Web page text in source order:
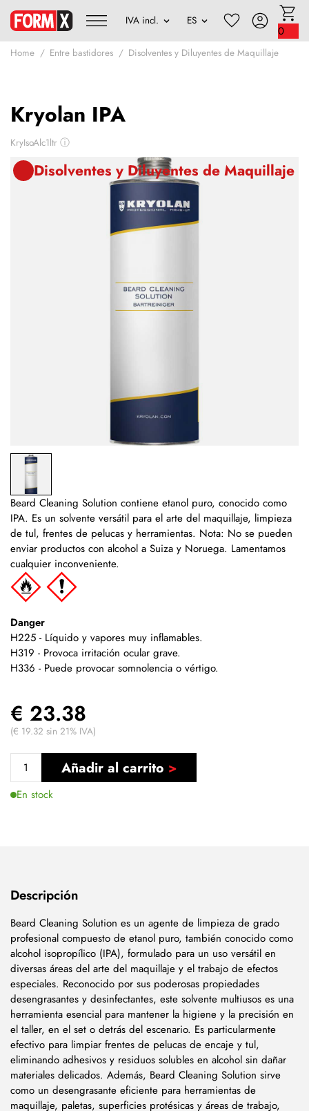
0
Home Entre bastidores Disolventes y Diluyentes de Maquillaje
Kryolan IPA
KryIsoAlc1ltr ⓘ
Disolventes y Diluyentes de Maquillaje
Beard Cleaning Solution contiene etanol puro, conocido como
IPA. Es un solvente versátil para el arte del maquillaje, limpieza
de tul, frentes de pelucas y herramientas. Nota: No se pueden
enviar productos con alcohol a Suiza y Noruega. Lamentamos
cualquier inconveniente.
Danger
H225 - Líquido y vapores muy inflamables.
H319 - Provoca irritación ocular grave.
H336 - Puede provocar somnolencia o vértigo.
€ 23.38
(€ 19.32 sin 21% IVA)
Añadir al carrito
En stock
Descripción
Beard Cleaning Solution es un agente de limpieza de grado
profesional compuesto de etanol puro, también conocido como
alcohol isopropílico (IPA), formulado para un uso versátil en
diversas áreas del arte del maquillaje y el trabajo de efectos
especiales. Reconocido por sus poderosas propiedades
desengrasantes y desinfectantes, este solvente multiusos es una
herramienta esencial para mantener la higiene y la precisión en
el taller, en el set o detrás del escenario. Es particularmente
efectivo para limpiar frentes de pelucas de encaje y tul,
eliminando adhesivos y residuos solubles en alcohol sin dañar
materiales delicados. Además, Beard Cleaning Solution sirve
como un desengrasante eficiente para herramientas de
maquillaje, paletas, superficies protésicas y áreas de trabajo,